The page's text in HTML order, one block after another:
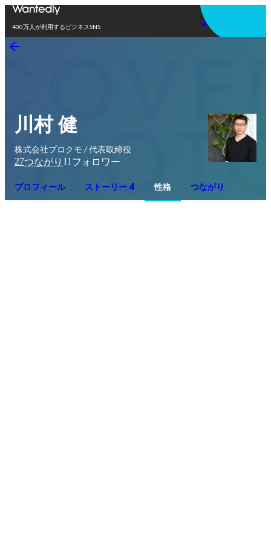
400万人が利用するビジネスSNS
アプリを使う
川村 健
株式会社プロクモ / 代表取締役
27つながり 11 フォロワー
プロフィール ストーリー 4 性格 つながり